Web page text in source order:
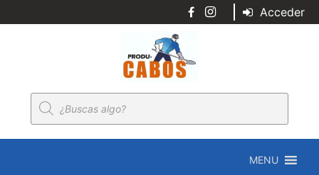
Acceder
Búsqueda
de
productos
MENU